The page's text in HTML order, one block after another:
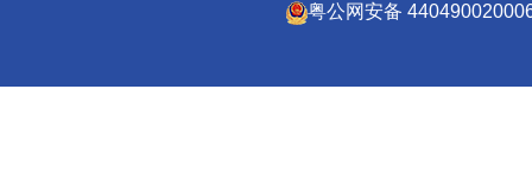
粤公网安备